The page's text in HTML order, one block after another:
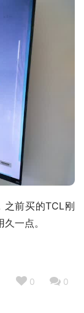
之前买的TCL刚
一点。
0 0